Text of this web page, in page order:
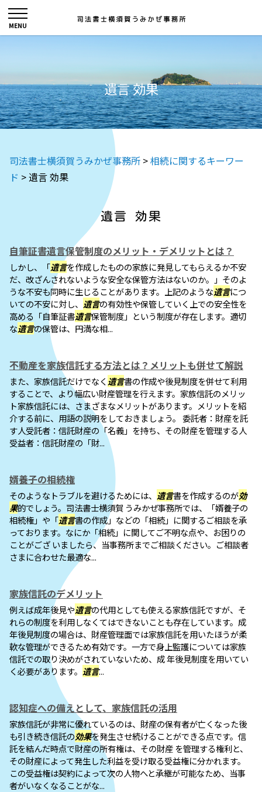
遺言 効果
司法書士横須賀うみかぜ事務所 >相続に関するキーワー
ド >遺言 効果
遺言 効果
自筆証書遺言保管制度のメリット・デメリットとは？
しかし、「遺言を作成したものの家族に発見してもらえるか不安
だ、改ざんされないような安全な保管方法はないのか。」そのよ
うな不安も同時に生じることがあります。上記のような遺言につ
いての不安に対し、 遺言の有効性や保管していく上での安全性を
高める「自筆証書遺言保管制度」という制度が存在します。適切
な遺言の保管は、円満な相...
不動産を家族信託する方法とは？メリットも併せて解説
また、家族信託だけでなく 遺言書の作成や後見制度を併せて利用
することで、より幅広い財産管理を行えます。家族信託のメリッ
ト家族信託には、さまざまなメリットがあります。メリットを紹
介する前に、用語の説明をしておきましょう。 委託者：財産を託
す人受託者：信託財産の「名義」を持ち、その財産を管理する人
受益者：信託財産の「財...
婿養子の相続権
そのようなトラブルを避けるためには、 遺言書を作成するのが効
果的でしょう。司法書士横須賀 うみかぜ事務所では、「婿養子の
相続権」や「遺言書の作成」などの「相続」に関するご相談を承
っております。なにか「相続」に関してご不明な点や、お困りの
ことがござ いましたら、当事務所までご相談ください。ご相談者
さまに合わせた最適な...
家族信託のデメリット
例えば成年後見や遺言の代用としても使える家族信託ですが、そ
れらの制度を利用しなくてはできないことも存在しています。成
年後見制度の場合は、財産管理面では家族信託を用いたほうが柔
軟な管理ができるため有効です。一方で身上監護については家族
信託での取り決めがされていないため、成 年後見制度を用いてい
く必要があります。 遺言...
認知症への備えとして、家族信託の活用
家族信託が非常に優れているのは、財産の保有者が亡くなった後
も引き続き信託の効果を発生させ続けることができる点です。信
託を結んだ時点で財産の所有権は、その財産 を管理する権利と、
その財産によって発生した利益を受け取る受益権に分かれます。
この受益権は契約によって次の人物へと承継が可能なため、当事
者がいなくなることがな...